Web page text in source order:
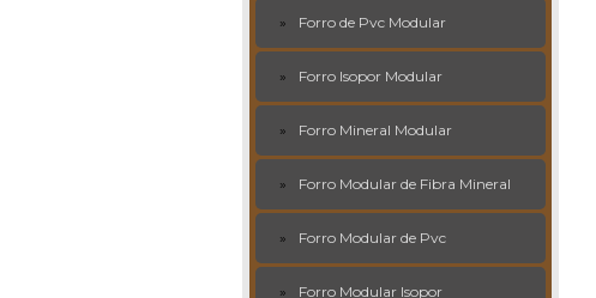
Forro de Pvc Modular
Forro Isopor Modular
Forro Mineral Modular
Forro Modular de Fibra Mineral
Forro Modular de Pvc
Forro Modular Isopor